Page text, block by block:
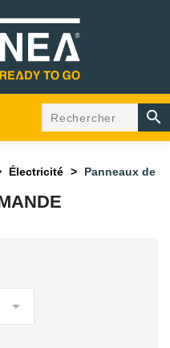

Électricité
Panneaux de
